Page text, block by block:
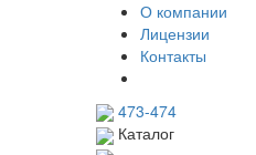
О компании
Лицензии
Контакты
473-474
Каталог